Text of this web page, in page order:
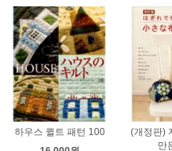
하우스 퀼트 패턴 100
(개정판)
만